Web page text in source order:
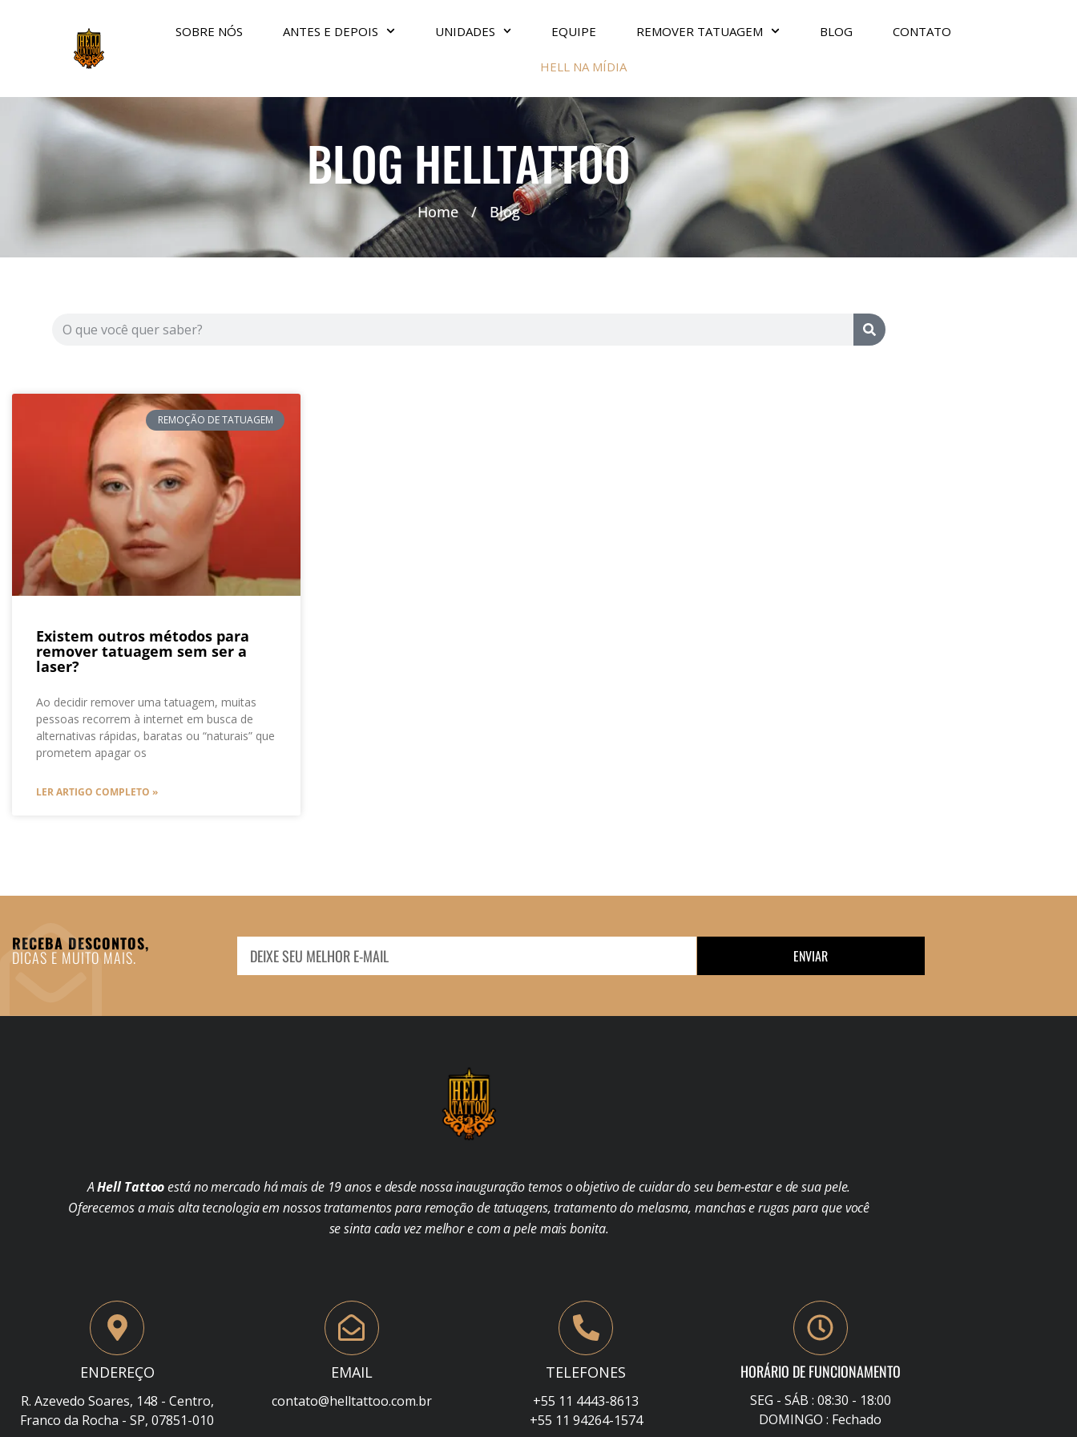
SOBRE NÓS ANTES E DEPOIS UNIDADES EQUIPE REMOVER TATUAGEM BLOG CONTATO
HELL NA MÍDIA
BLOG HELLTATTOO
Home / Blog
REMOÇÃO DE TATUAGEM
Existem outros métodos para
remover tatuagem sem ser a
laser?
Ao decidir remover uma tatuagem, muitas
pessoas recorrem à internet em busca de
alternativas rápidas, baratas ou “naturais” que
prometem apagar os
LER ARTIGO COMPLETO »
RECEBA DESCONTOS,
DICAS E MUITO MAIS. ENVIAR
AHell Tattooestá no mercado há mais de 19 anos e desde nossa inauguração temos o objetivo de cuidar do seu bem-estar e de sua pele.
Oferecemos a mais alta tecnologia em nossos tratamentos para remoção de tatuagens, tratamento do melasma, manchas e rugas para que você
se sinta cada vez melhor e com a pele mais bonita.
ENDEREÇO
R. Azevedo Soares, 148 - Centro,
Franco da Rocha - SP, 07851-010
EMAIL
contato@helltattoo.com.br
TELEFONES
+55 11 4443-8613
+55 11 94264-1574
HORÁRIO DE FUNCIONAMENTO
SEG - SÁB : 08:30 - 18:00
DOMINGO : Fechado